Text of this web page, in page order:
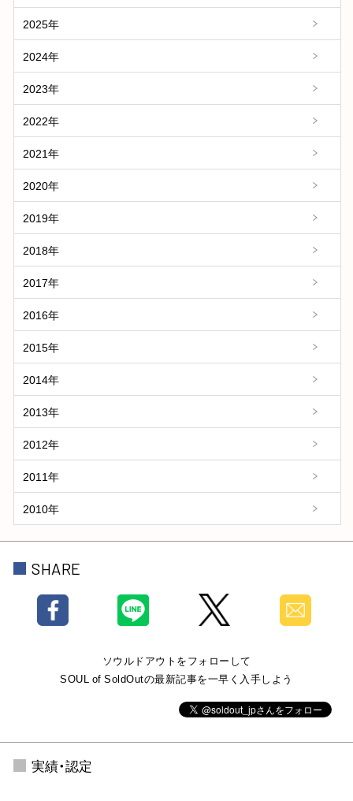
2025年
2024年
2023年
2022年
2021年
2020年
2019年
2018年
2017年
2016年
2015年
2014年
2013年
2012年
2011年
2010年
SHARE
ソウルドアウトをフォローして
SOUL of SoldOutの最新記事を一早く入手しよう
実績・認定